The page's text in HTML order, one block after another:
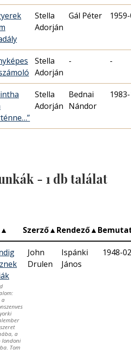
Stella
Adorján
Gál Péter
Stella
Adorján
- -
Stella
Adorján
Bednai
Nándor
- 1 db találat
▲ Szerző▲Rendező▲
a
a
londoni
Tom
John
Drulen
Ispánki
János
1948-